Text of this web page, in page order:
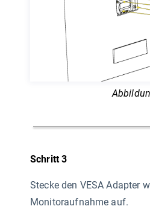
Schritt 3
Stecke den VESA Adapter
Monitoraufnahme auf.